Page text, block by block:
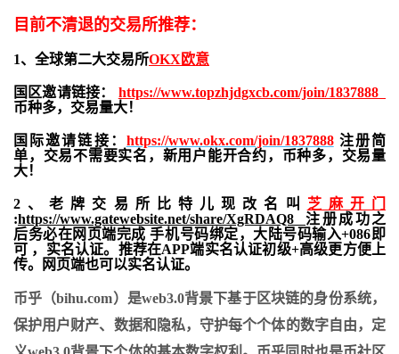
目前不清退的交易所推荐：
1、全球第二大交易所OKX欧意
国区邀请链接： https://www.topzhjdgxcb.com/join/1837888
币种多，交易量大！
国际邀请链接： https://www.okx.com/join/1837888注册简
单，交易不需要实名，新用户能开合约， 币种多，交易量
大！
2、老牌交易所比特儿现改名叫 芝麻开门
:https://www.gatewebsite.net/share/XgRDAQ8 注册成功之
后务必在网页端完成 手机号码绑定，大陆号码输入+086即
可 ，实名认证。推荐在APP端实名认证初级+高级更方便上
传。网页端也可以实名认证。
币乎（bihu.com）是web3.0背景下基于区块链的身份系统，
保护用户财产、数据和隐私，守护每个个体的数字自由，定